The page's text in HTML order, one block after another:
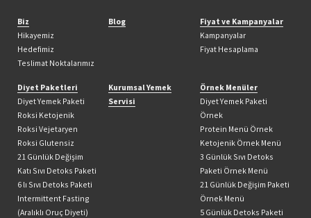
Biz
Hikayemiz
Hedefimiz
Teslimat Noktalarımız
Blog
Fiyat ve Kampanyalar
Kampanyalar
Fiyat Hesaplama
Diyet Paketleri
Diyet Yemek Paketi
Roksi Ketojenik
Roksi Vejetaryen
Roksi Glutensiz
21 Günlük Değişim
Katı Sıvı Detoks Paketi
6 lı Sıvı Detoks Paketi
Intermittent Fasting
(Aralıklı Oruç Diyeti)
Kurumsal Yemek
Servisi
Örnek Menüler
Diyet Yemek Paketi
Örnek
Protein Menü Örnek
Ketojenik Örnek Menü
3 Günlük Sıvı Detoks
Paketi Örnek Menü
21 Günlük Değişim Paketi
Örnek Menü
5 Günlük Detoks Paketi